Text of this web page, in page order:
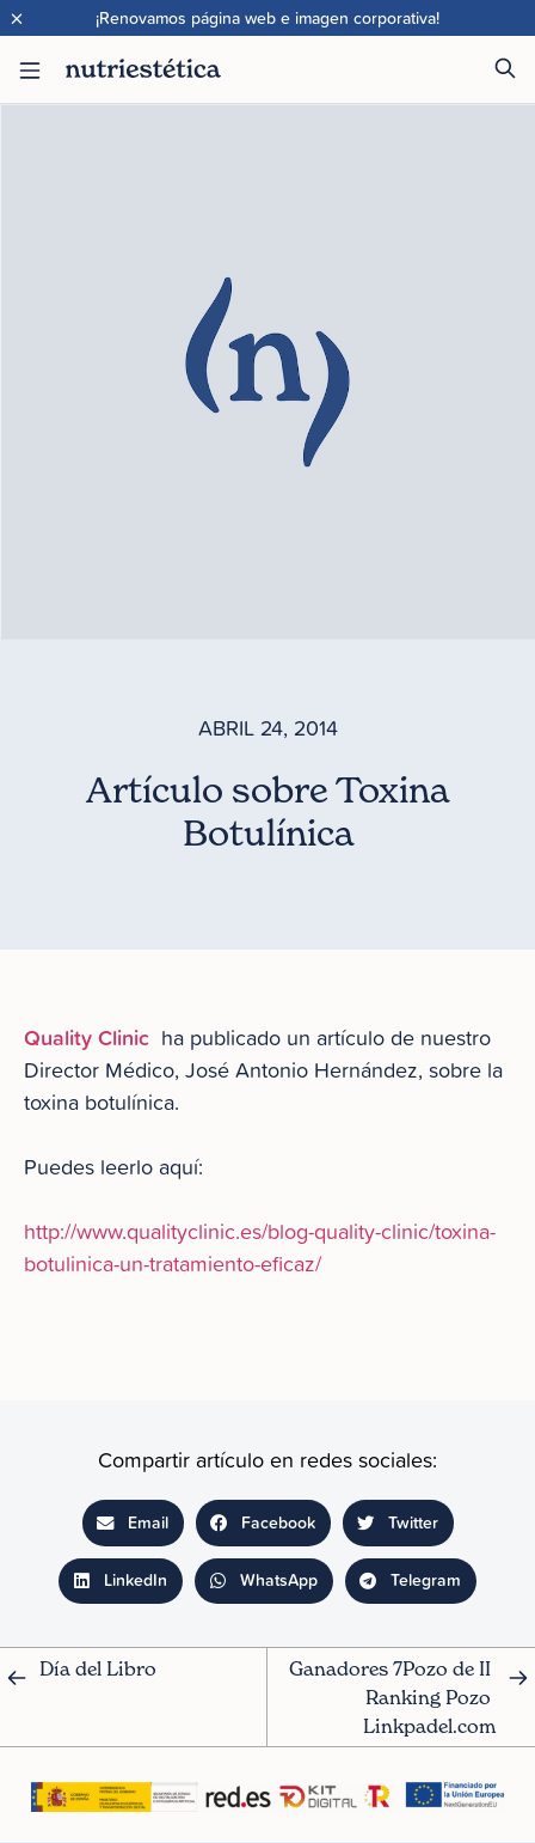
¡Renovamos página web e imagen corporativa!
×
ABRIL 24, 2014
Artículo sobre Toxina
Botulínica
Quality Clinic ha publicado un artículo de nuestro
Director Médico, José Antonio Hernández, sobre la
toxina botulínica.
Puedes leerlo aquí:
http://www.qualityclinic.es/blog-quality-clinic/toxina-
botulinica-un-tratamiento-eficaz/
Compartir artículo en redes sociales:
Email Facebook Twitter
LinkedIn WhatsApp Telegram
Día del Libro
Ganadores 7Pozo de II
Ranking Pozo
Linkpadel.com